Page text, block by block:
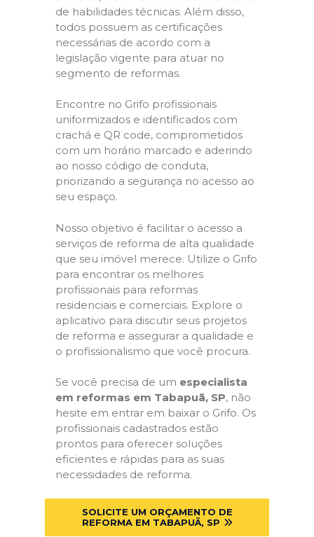
de habilidades técnicas. Além disso,
todos possuem as certificações
necessárias de acordo com a
legislação vigente para atuar no
segmento de reformas.
Encontre no Grifo profissionais
uniformizados e identificados com
crachá e QR code, comprometidos
com um horário marcado e aderindo
ao nosso código de conduta,
priorizando a segurança no acesso ao
seu espaço.
Nosso objetivo é facilitar o acesso a
serviços de reforma de alta qualidade
que seu imóvel merece. Utilize o Grifo
para encontrar os melhores
profissionais para reformas
residenciais e comerciais. Explore o
aplicativo para discutir seus projetos
de reforma e assegurar a qualidade e
o profissionalismo que você procura.
Se você precisa de um especialista
em reformas em Tabapuã, SP, não
hesite em entrar em baixar o Grifo. Os
profissionais cadastrados estão
prontos para oferecer soluções
eficientes e rápidas para as suas
necessidades de reforma.
SOLICITE UM ORÇAMENTO DE
REFORMA EM TABAPUÃ, SP